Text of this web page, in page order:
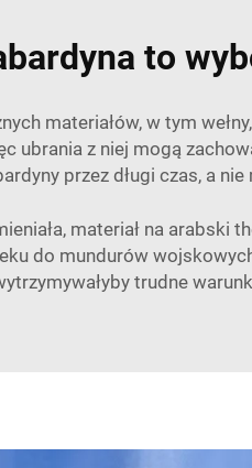
to
materiałów, w tym
ubrania z niej mogą
przez długi czas, a
materiał na arabski
do mundurów
trudne